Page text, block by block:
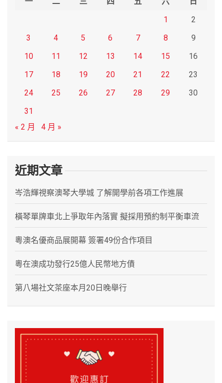
1
2
3
4 5 6 7 8
9
10
11 12 13 14 15
16
17
18 19 20 21 22
23
24
25 26 27 28 29
30
31
« 2 月
4 月 »
近期文章
岑浩輝視察澳琴大學城 了解開學前各項工作進展
橫琴單牌車北上爭取年內落實 擬採用預約制平衡車流
粵澳名優商品展開幕 簽署49份合作項目
粵在澳成功發行25億人民幣地方債
第八場社文茶座本月20日晚舉行